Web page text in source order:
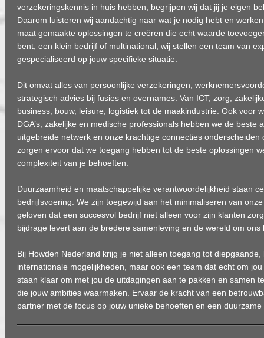
verzekeringskennis in huis hebben, begrijpen wij dat jij je eigen
Daarom luisteren wij aandachtig naar wat je nodig hebt en
maat gemaakte oplossingen te creëren die echt waarde
bent, een klein bedrijf of multinational, wij stellen een team van
gespecialiseerd op jouw specifieke situatie.
Dit omvat alles van persoonlijke verzekeringen,
strategisch advies bij fusies en overnames. Van ICT, zorg,
business, bouw, leisure, logistiek tot de maakindustrie. Ook voor
DGA’s, zakelijke en medische professionals hebben we de beste
uitgebreide netwerk en onze krachtige connecties onderscheiden
zorgen ervoor dat we toegang hebben tot de beste oplossingen
complexiteit van je behoeften.
Duurzaamheid en maatschappelijke verantwoordelijkheid staan
bedrijfsvoering. We zijn toegewijd aan het minimaliseren van
geloven dat een succesvol bedrijf niet alleen voor zijn klanten
bijdrage levert aan de bredere samenleving en de wereld om ons
Bij Howden Nederland krijg je niet alleen toegang tot
internationale mogelijkheden, maar ook een team dat echt om
staan klaar om met jou de uitdagingen aan te pakken en samen
die jouw ambities waarmaken. Ervaar de kracht van een
partner met de focus op jouw unieke behoeften en een duurzame